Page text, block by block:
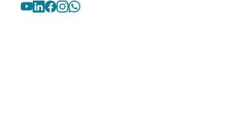
Youtube
LinkedIn
Facebook
Instagram
WhatsApp